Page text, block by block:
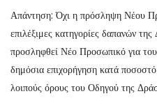
Απάντηση: Όχι η πρόσληψη Νέου
επιλέξιμες κατηγορίες δαπανών
προσληφθεί Νέο Προσωπικό για
δημόσια επιχορήγηση κατά
λοιπούς όρους του Οδηγού της